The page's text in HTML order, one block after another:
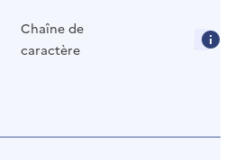
Chaîne de
caractère